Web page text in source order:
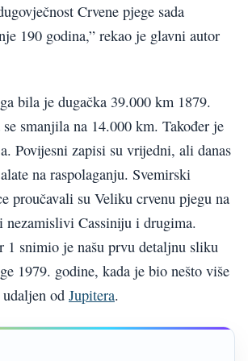
Crvene pjege sada
190 godina,” rekao je glavni autor
bila je dugačka 39.000 km 1879.
smanjila na 14.000 km. Također je
Povijesni zapisi su vrijedni, ali danas
na raspolaganju. Svemirski
proučavali su Veliku crvenu pjegu na
nezamislivi Cassiniju i drugima.
1 snimio je našu prvu detaljnu sliku
1979. godine, kada je bio nešto više
od Jupitera.